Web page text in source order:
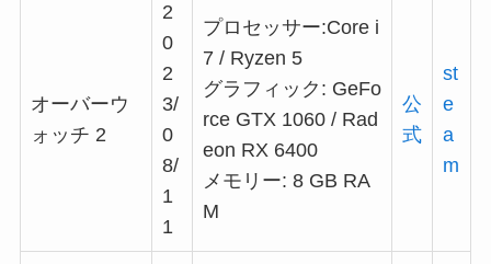
オーバーウ
ォッチ 2
2
0
2
3/
0
8/
1
1
プロセッサー:Core i
7 / Ryzen 5
グラフィック: GeFo
rce GTX 1060 / Rad
eon RX 6400
メモリー: 8 GB RA
M
公
式
st
e
a
m